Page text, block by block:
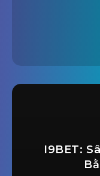
I9BET: